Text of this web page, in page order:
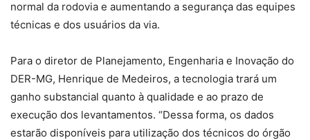
normal da rodovia e aumentando a segurança das equipes
técnicas e dos usuários da via.
Para o diretor de Planejamento, Engenharia e Inovação do
DER-MG, Henrique de Medeiros, a tecnologia trará um
ganho substancial quanto à qualidade e ao prazo de
execução dos levantamentos. “Dessa forma, os dados
estarão disponíveis para utilização dos técnicos do órgão